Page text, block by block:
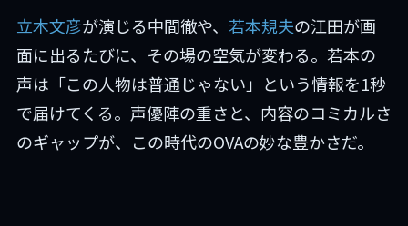
立木文彦が演じる中間徹や、 若本規夫の江田が画
面に出るたびに、その場の空気が変わる。若本の
声は「この人物は普通じゃない」という情報を1秒
で届けてくる。声優陣の重さと、内容のコミカルさ
のギャップが、この時代のOVAの妙な豊かさだ。